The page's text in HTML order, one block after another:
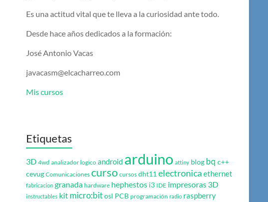
Es una actitud vital que te lleva a la curiosidad ante todo.
Desde hace años dedicados a la formación:
José Antonio Vacas
javacasm@elcacharreo.com
Mis cursos
Etiquetas
3D 4wd analizador logico android arduino attiny blog bq c++
cevug Comunicaciones curso cursos dht11 electronica ethernet
fabricacion granada hardware hephestos i3 IDE impresoras 3D
instructables kit micro:bitosl PCB programación radio raspberry